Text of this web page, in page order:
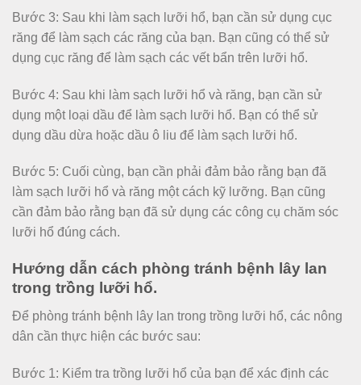
Bước 3: Sau khi làm sạch lưỡi hổ, bạn cần sử dụng cục
răng để làm sạch các răng của bạn. Bạn cũng có thể sử
dụng cục răng để làm sạch các vết bẩn trên lưỡi hổ.
Bước 4: Sau khi làm sạch lưỡi hổ và răng, bạn cần sử
dụng một loại dầu để làm sạch lưỡi hổ. Bạn có thể sử
dụng dầu dừa hoặc dầu ô liu để làm sạch lưỡi hổ.
Bước 5: Cuối cùng, bạn cần phải đảm bảo rằng bạn đã
làm sạch lưỡi hổ và răng một cách kỹ lưỡng. Bạn cũng
cần đảm bảo rằng bạn đã sử dụng các công cụ chăm sóc
lưỡi hổ đúng cách.
Hướng dẫn cách phòng tránh bệnh lây lan
trong trồng lưỡi hổ.
Để phòng tránh bệnh lây lan trong trồng lưỡi hổ, các nông
dân cần thực hiện các bước sau:
Bước 1: Kiểm tra trồng lưỡi hổ của bạn để xác định các